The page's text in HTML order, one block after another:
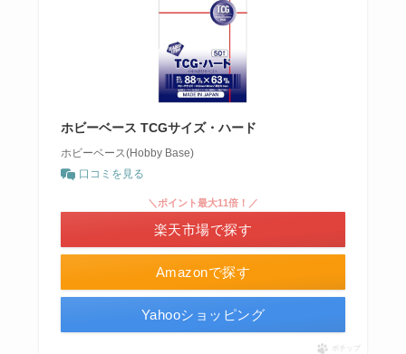
ホビーベース TCGサイズ・ハード
ホビーベース(Hobby Base)
口コミを見る
Amazonで探す
＼ポイント最大11倍！／
楽天市場で探す
Yahooショッピング
ポチップ